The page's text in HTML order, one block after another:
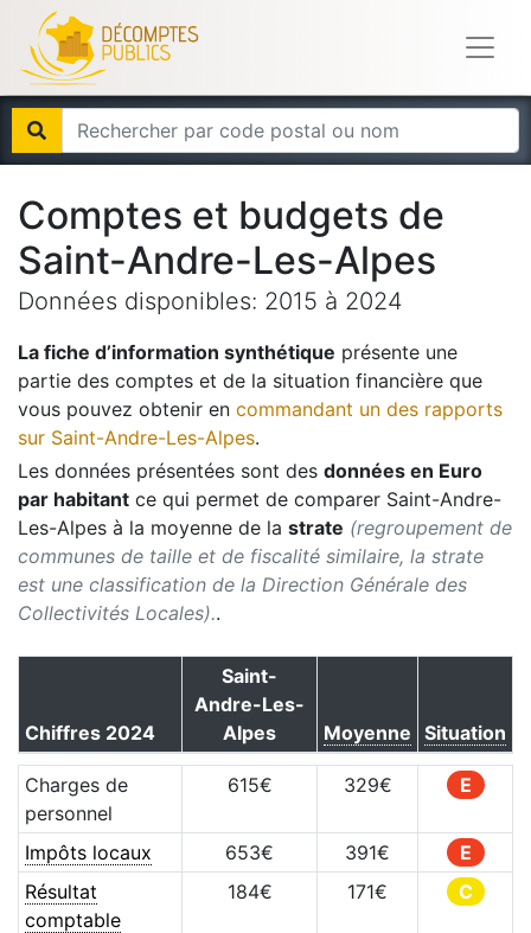
Comptes et budgets de
Saint-Andre-Les-Alpes
Données disponibles: 2015 à 2024
La fiche d’information synthétique présente une
partie des comptes et de la situation financière que
vous pouvez obtenir en commandant un des rapports
sur Saint-Andre-Les-Alpes.
Les données présentées sont des données en Euro
par habitant ce qui permet de comparer Saint-Andre-
Les-Alpes à la moyenne de la strate (regroupement de
communes de taille et de fiscalité similaire, la strate
est une classification de la Direction Générale des
Collectivités Locales)..
Chiffres 2024
Saint-
Andre-Les-
Alpes
Moyenne Situation
Charges de
personnel
615€ 329€ E
Impôts locaux 653€ 391€
E
Résultat
comptable
184€ 171€ C